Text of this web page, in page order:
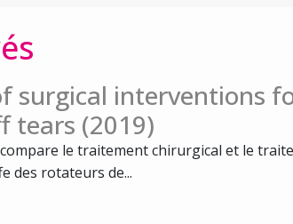
surgical interventions
tears (2019)
le traitement chirurgical et le
des rotateurs de...